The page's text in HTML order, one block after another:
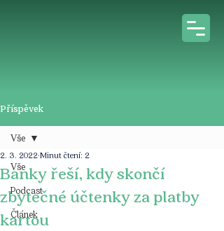
Příspěvek
Vše
Podcast
Článek
Vše
Banky řeší, kdy skončí
zbytečné účtenky za platby
kartou
2. 3. 2022 Minut čtení: 2